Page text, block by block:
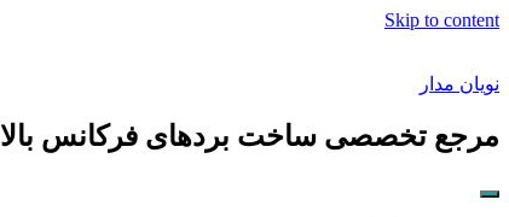
Skip to content
نویان مدار
مرجع تخصصی ساخت بردهای فرکانس بالا